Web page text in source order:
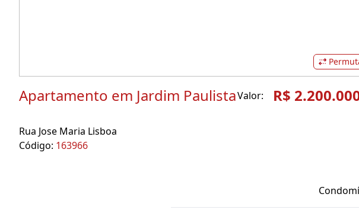
Apartamento em Jardim PaulistaValor: R$
Rua Jose Maria Lisboa
Código: 163966